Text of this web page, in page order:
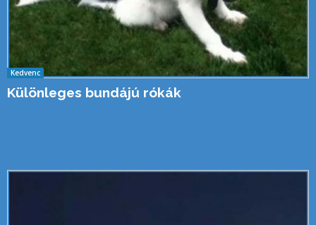
Kedvenc
Különleges bundájú rókák